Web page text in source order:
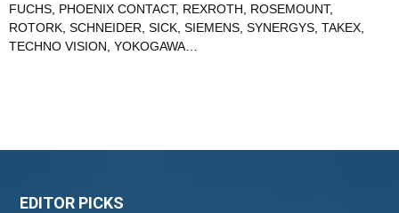
FUCHS PHOENIX CONTACT, REXROTH ROSEMOUNT,
ROTORK SCHNEIDER SICK SIEMENS SYNERGYS TAKEX
TECHNO VISION YOKOGAWA
EDITOR PICKS